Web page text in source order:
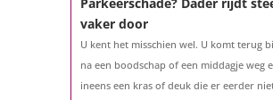
vaker door
U kent het misschien wel. U komt terug
na een boodschap of een middagje weg
ineens een kras of deuk die er eerder